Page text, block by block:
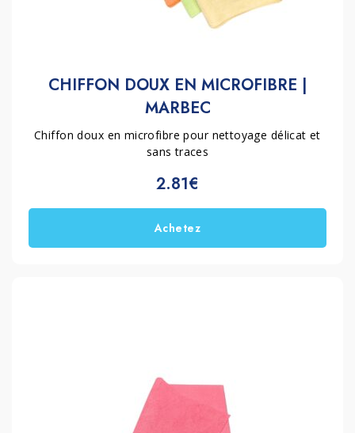
CHIFFON DOUX EN MICROFIBRE |
MARBEC
Chiffon doux en microfibre pour nettoyage délicat et
sans traces
2.81€
Achetez